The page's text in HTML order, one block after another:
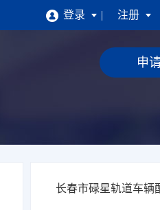
登录 注册
求职找工作
申
长春市碌星轨道车辆